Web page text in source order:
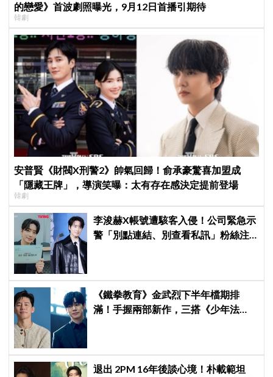
的戀愛》首波劇照曝光，9月12日首播引期待
韓劇
安普賢《財閥X刑警2》帥氣回歸！俞承豪驚喜加盟成
「隱藏王牌」，導演笑曝：太有存在感決定提前登場
韓劇
李浚赫X帳號遭駭客入侵！公司緊急示
警「別點連結、別查看私訊」粉絲注
《鐵拳教育》金武烈下半年檔期排
滿！手握兩部新作，三搭《少年法
退出 2PM 16年後談心境！朴載範坦